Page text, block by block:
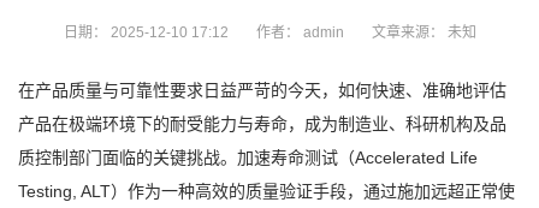
日期： 2025-12-10 17:12 作者： admin 文章来源： 未知
在产品质量与可靠性要求日益严苛的今天，如何快速、准确地评估
产品在极端环境下的耐受能力与寿命，成为制造业、科研机构及品
质控制部门面临的关键挑战。加速寿命测试（Accelerated Life
Testing, ALT）作为一种高效的质量验证手段，通过施加远超正常使